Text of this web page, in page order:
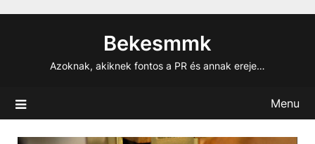
Bekesmmk
Azoknak, akiknek fontos a PR és annak ereje…
Menu